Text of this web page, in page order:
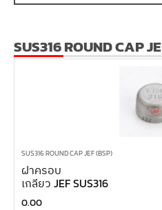
หน้าแปลนเชื่อม SUS304 JEF
หน้าแปลนเชื่อม SUS304 JEF
หน้าแปลนเหล็กเกลียวใน JEF
หน้าแปลนเหล็กเกลียวใน JEF
หน้าแปลนเหล็กเกลียวใน JEF
หน้าแปลนเหล็กสวมเชื่อม JEF
หน้าแปลนเหล็กคอสูง JEF
SUS316 ROUND CAP
SUS316 ROUND CAP JEF (BSP)
ฝาครอบ
เกลียว JEF SUS316
0.00